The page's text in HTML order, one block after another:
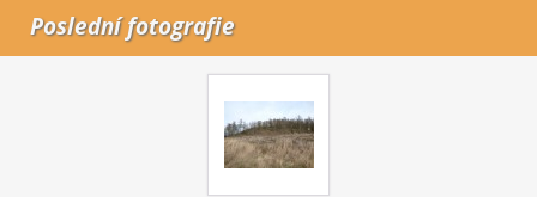
Poslední fotografie